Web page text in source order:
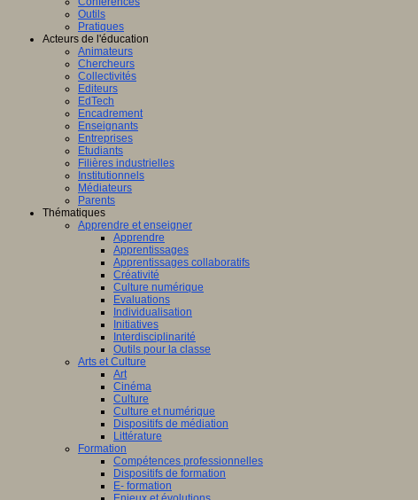
Outils
Pratiques
Acteurs de l'éducation
Animateurs
Chercheurs
Collectivités
Editeurs
EdTech
Encadrement
Enseignants
Entreprises
Etudiants
Filières industrielles
Institutionnels
Médiateurs
Parents
Thématiques
Apprendre et enseigner
Apprendre
Apprentissages
Apprentissages collaboratifs
Créativité
Culture numérique
Evaluations
Individualisation
Initiatives
Interdisciplinarité
Outils pour la classe
Arts et Culture
Art
Cinéma
Culture
Culture et numérique
Dispositifs de médiation
Littérature
Formation
Compétences professionnelles
Dispositifs de formation
E- formation